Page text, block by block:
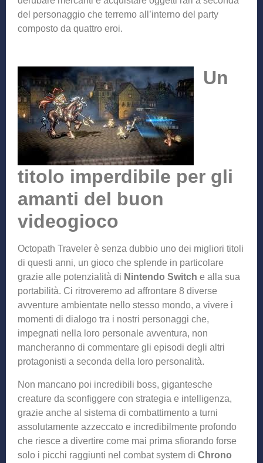
del personaggio che terremo all’interno del party
composto da quattro eroi.
Un
titolo imperdibile per gli
amanti del buon
videogioco
Octopath Traveler è senza dubbio uno dei migliori titoli
di questi anni, un gioco che splende in particolare
grazie alle potenzialità di Nintendo Switch e alla sua
portabilità. Ci ritroveremo ad affrontare 8 diverse
avventure ambientate nello stesso mondo, a vivere i
momenti di dialogo tra i nostri personaggi che,
impegnati nella loro personale avventura, non
mancheranno di commentare gli episodi degli altri
protagonisti a seconda della loro personalità.
Non mancano poi incredibili boss, gigantesche
creature da sconfiggere con strategia e intelligenza,
grazie anche al sistema di combattimento a turni
assolutamente azzeccato e incredibilmente profondo
che riesce a divertire come mai prima sfiorando forse
solo i picchi raggiunti nel combat system di Chrono